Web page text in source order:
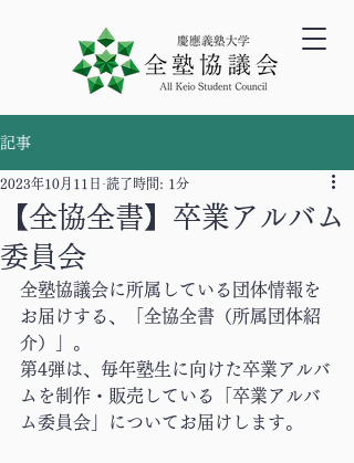
記事
【全協全書】卒業アルバム
委員会
2023年10月11日 読了時間: 1分
全塾協議会に所属している団体情報を
お届けする、「全協全書（所属団体紹
介）」。
第4弾は、毎年塾生に向けた卒業アルバ
ムを制作・販売している「卒業アルバ
ム委員会」についてお届けします。